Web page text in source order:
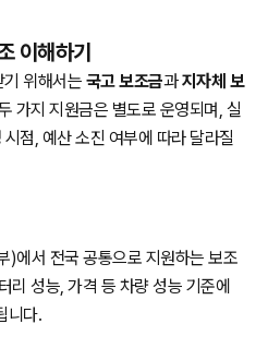
이해하기
위해서는 국고 보조금과지자체 보
가지 지원금은 별도로 운영되며, 실
점, 예산 소진 여부에 따라 달라질
)에서 전국 공통으로 지원하는 보조
리 성능, 가격 등 차량 성능 기준에
니다.